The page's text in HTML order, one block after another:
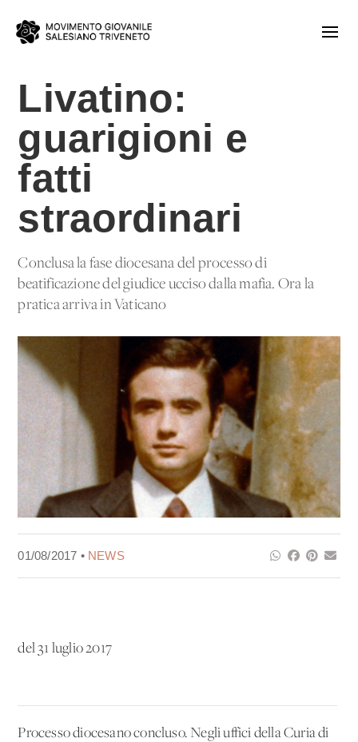
Livatino:
guarigioni e
fatti
straordinari
Conclusa la fase diocesana del processo di
beatificazione del giudice ucciso dalla mafia. Ora la
pratica arriva in Vaticano
01/08/2017 • NEWS
del 31 luglio 2017
Processo diocesano concluso. Negli uffici della Curia di